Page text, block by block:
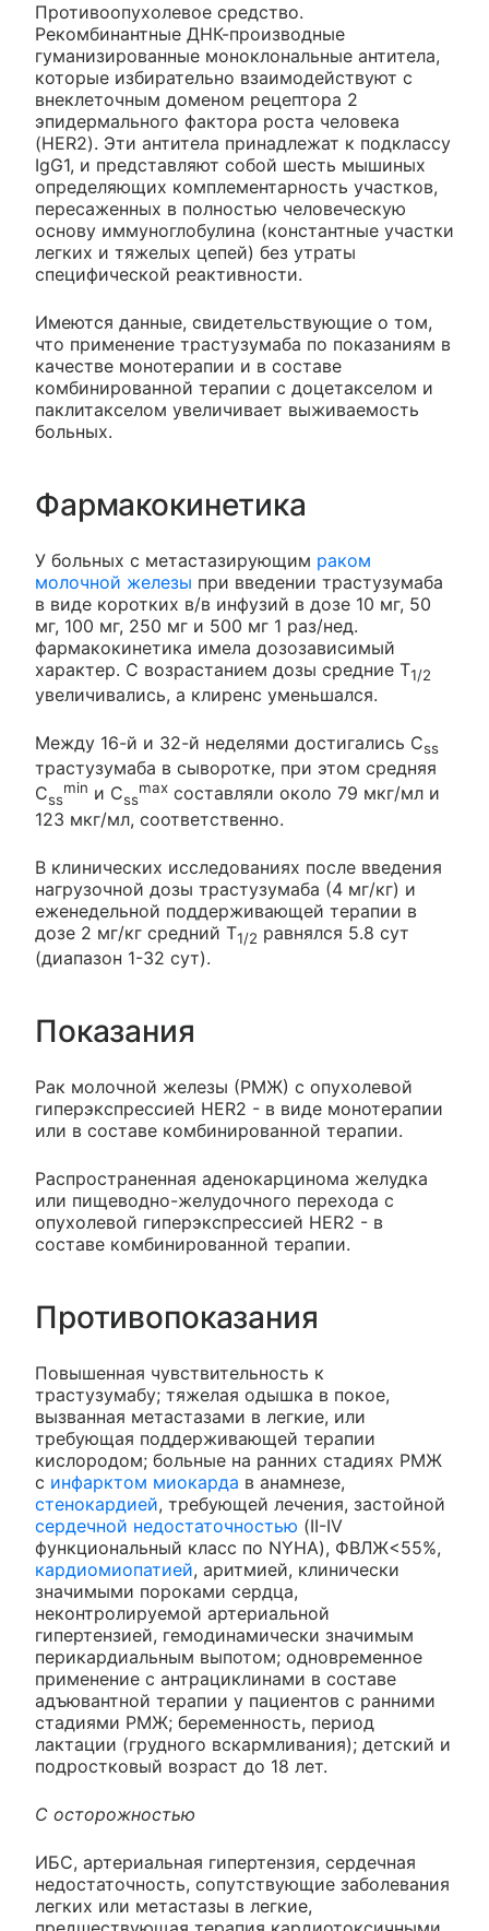
Противоопухолевое средство.
Рекомбинантные ДНК-производные
гуманизированные моноклональные антитела,
которые избирательно взаимодействуют с
внеклеточным доменом рецептора 2
эпидермального фактора роста человека
(HER2). Эти антитела принадлежат к подклассу
IgG1, и представляют собой шесть мышиных
определяющих комплементарность участков,
пересаженных в полностью человеческую
основу иммуноглобулина (константные участки
легких и тяжелых цепей) без утраты
специфической реактивности.
Имеются данные, свидетельствующие о том,
что применение трастузумаба по показаниям в
качестве монотерапии и в составе
комбинированной терапии с доцетакселом и
паклитакселом увеличивает выживаемость
больных.
Фармакокинетика
У больных с метастазирующим раком
молочной железы при введении трастузумаба
в виде коротких в/в инфузий в дозе 10 мг, 50
мг, 100 мг, 250 мг и 500 мг 1 раз/нед.
фармакокинетика имела дозозависимый
характер. С возрастанием дозы средние T1/2
увеличивались, а клиренс уменьшался.
Между 16-й и 32-й неделями достигались Css
трастузумаба в сыворотке, при этом средняя
Css
min и Css
max составляли около 79 мкг/мл и
123 мкг/мл, соответственно.
В клинических исследованиях после введения
нагрузочной дозы трастузумаба (4 мг/кг) и
еженедельной поддерживающей терапии в
дозе 2 мг/кг средний T1/2 равнялся 5.8 сут
(диапазон 1-32 сут).
Показания
Рак молочной железы (РМЖ) с опухолевой
гиперэкспрессией HER2 - в виде монотерапии
или в составе комбинированной терапии.
Распространенная аденокарцинома желудка
или пищеводно-желудочного перехода с
опухолевой гиперэкспрессией HER2 - в
составе комбинированной терапии.
Противопоказания
Повышенная чувствительность к
трастузумабу; тяжелая одышка в покое,
вызванная метастазами в легкие, или
требующая поддерживающей терапии
кислородом; больные на ранних стадиях РМЖ
с инфарктом миокарда в анамнезе,
стенокардией, требующей лечения, застойной
сердечной недостаточностью (II-IV
функциональный класс по NYHA), ФВЛЖ<55%,
кардиомиопатией, аритмией, клинически
значимыми пороками сердца,
неконтролируемой артериальной
гипертензией, гемодинамически значимым
перикардиальным выпотом; одновременное
применение с антрациклинами в составе
адъювантной терапии у пациентов с ранними
стадиями РМЖ; беременность, период
лактации (грудного вскармливания); детский и
подростковый возраст до 18 лет.
С осторожностью
ИБС, артериальная гипертензия, сердечная
недостаточность, сопутствующие заболевания
легких или метастазы в легкие,